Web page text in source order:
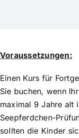
Voraussetzungen:
Einen Kurs für
Sie buchen, wenn
maximal 9 Jahre alt
Seepferdchen-
sollten die Kinder